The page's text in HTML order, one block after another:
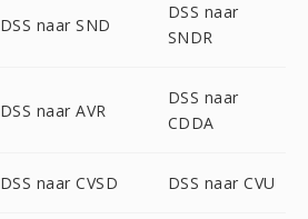
DSS naar SND
DSS naar
SNDR
DSS naar AVR
DSS naar
CDDA
DSS naar CVSD DSS naar CVU